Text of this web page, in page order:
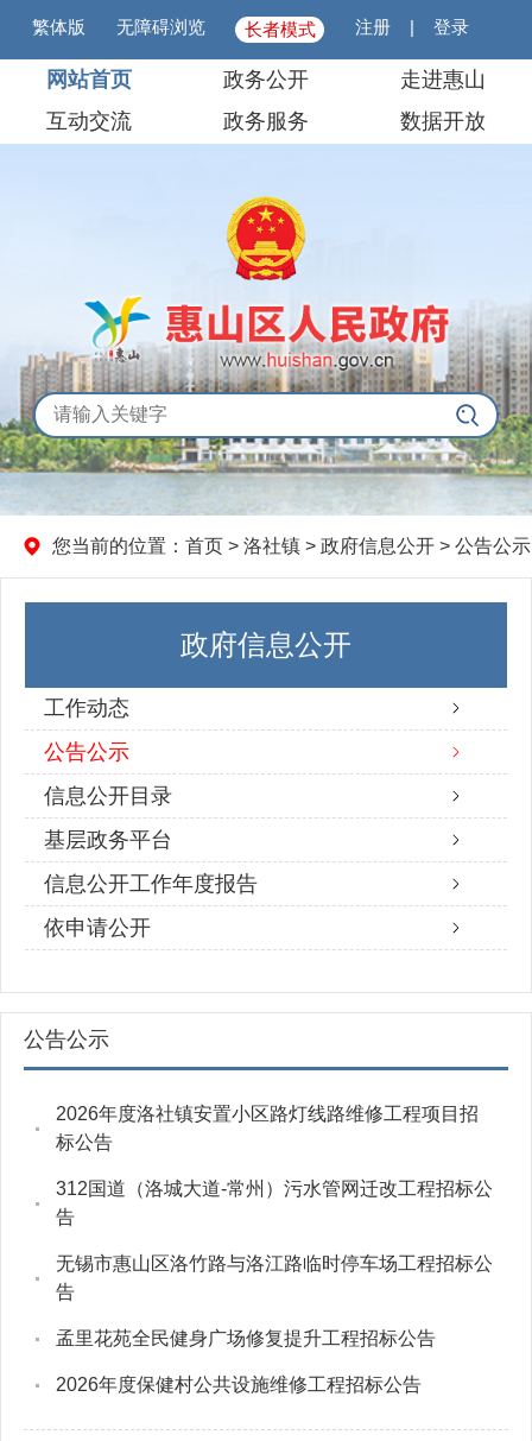
繁体版 无障碍浏览 长者模式 注册 |登录
网站首页 政务公开
走进惠山
互动交流
政务服务 数据开放
您当前的位置： 首页 > 洛社镇 > 政府信息公开 > 公告公示
政府信息公开
工作动态
公告公示
信息公开目录
基层政务平台
信息公开工作年度报告
依申请公开
公告公示
2026年度洛社镇安置小区路灯线路维修工程项目招
标公告
312国道（洛城大道-常州）污水管网迁改工程招标公
告
无锡市惠山区洛竹路与洛江路临时停车场工程招标公
告
孟里花苑全民健身广场修复提升工程招标公告
2026年度保健村公共设施维修工程招标公告